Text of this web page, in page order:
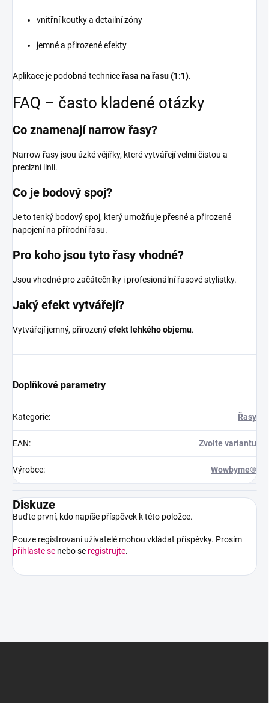
vnitřní koutky a detailní zóny
jemné a přirozené efekty
Aplikace je podobná techniceřasa na řasu (1:1).
FAQ – často kladené otázky
Co znamenají narrow řasy?
Narrow řasy jsou úzké vějířky, které vytvářejí velmi čistou a
precizní linii.
Co je bodový spoj?
Je to tenký bodový spoj, který umožňuje přesné a přirozené
napojení na přírodní řasu.
Pro koho jsou tyto řasy vhodné?
Jsou vhodné pro začátečníky i profesionální řasové stylistky.
Jaký efekt vytvářejí?
Vytvářejí jemný, přirozenýefekt lehkého objemu.
Doplňkové parametry
Kategorie: Řasy
EAN: Zvolte variantu
Výrobce: Wowbyme®
Diskuze
Buďte první, kdo napíše příspěvek k této položce.
Pouze registrovaní uživatelé mohou vkládat příspěvky. Prosím
přihlaste se nebo se registrujte.